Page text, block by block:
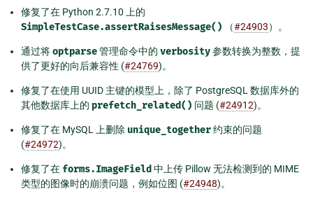
修复了在 Python 2.7.10 上的
SimpleTestCase.assertRaisesMessage() （#24903）。
通过将optparse管理命令中的 verbosity参数转换为整数，提
供了更好的向后兼容性 (#24769)。
修复了在使用 UUID 主键的模型上，除了 PostgreSQL 数据库外的
其他数据库上的 prefetch_related() 问题 (#24912)。
修复了在 MySQL 上删除 unique_together约束的问题
(#24972)。
修复了在 forms.ImageField 中上传 Pillow 无法检测到的 MIME
类型的图像时的崩溃问题，例如位图 (#24948)。